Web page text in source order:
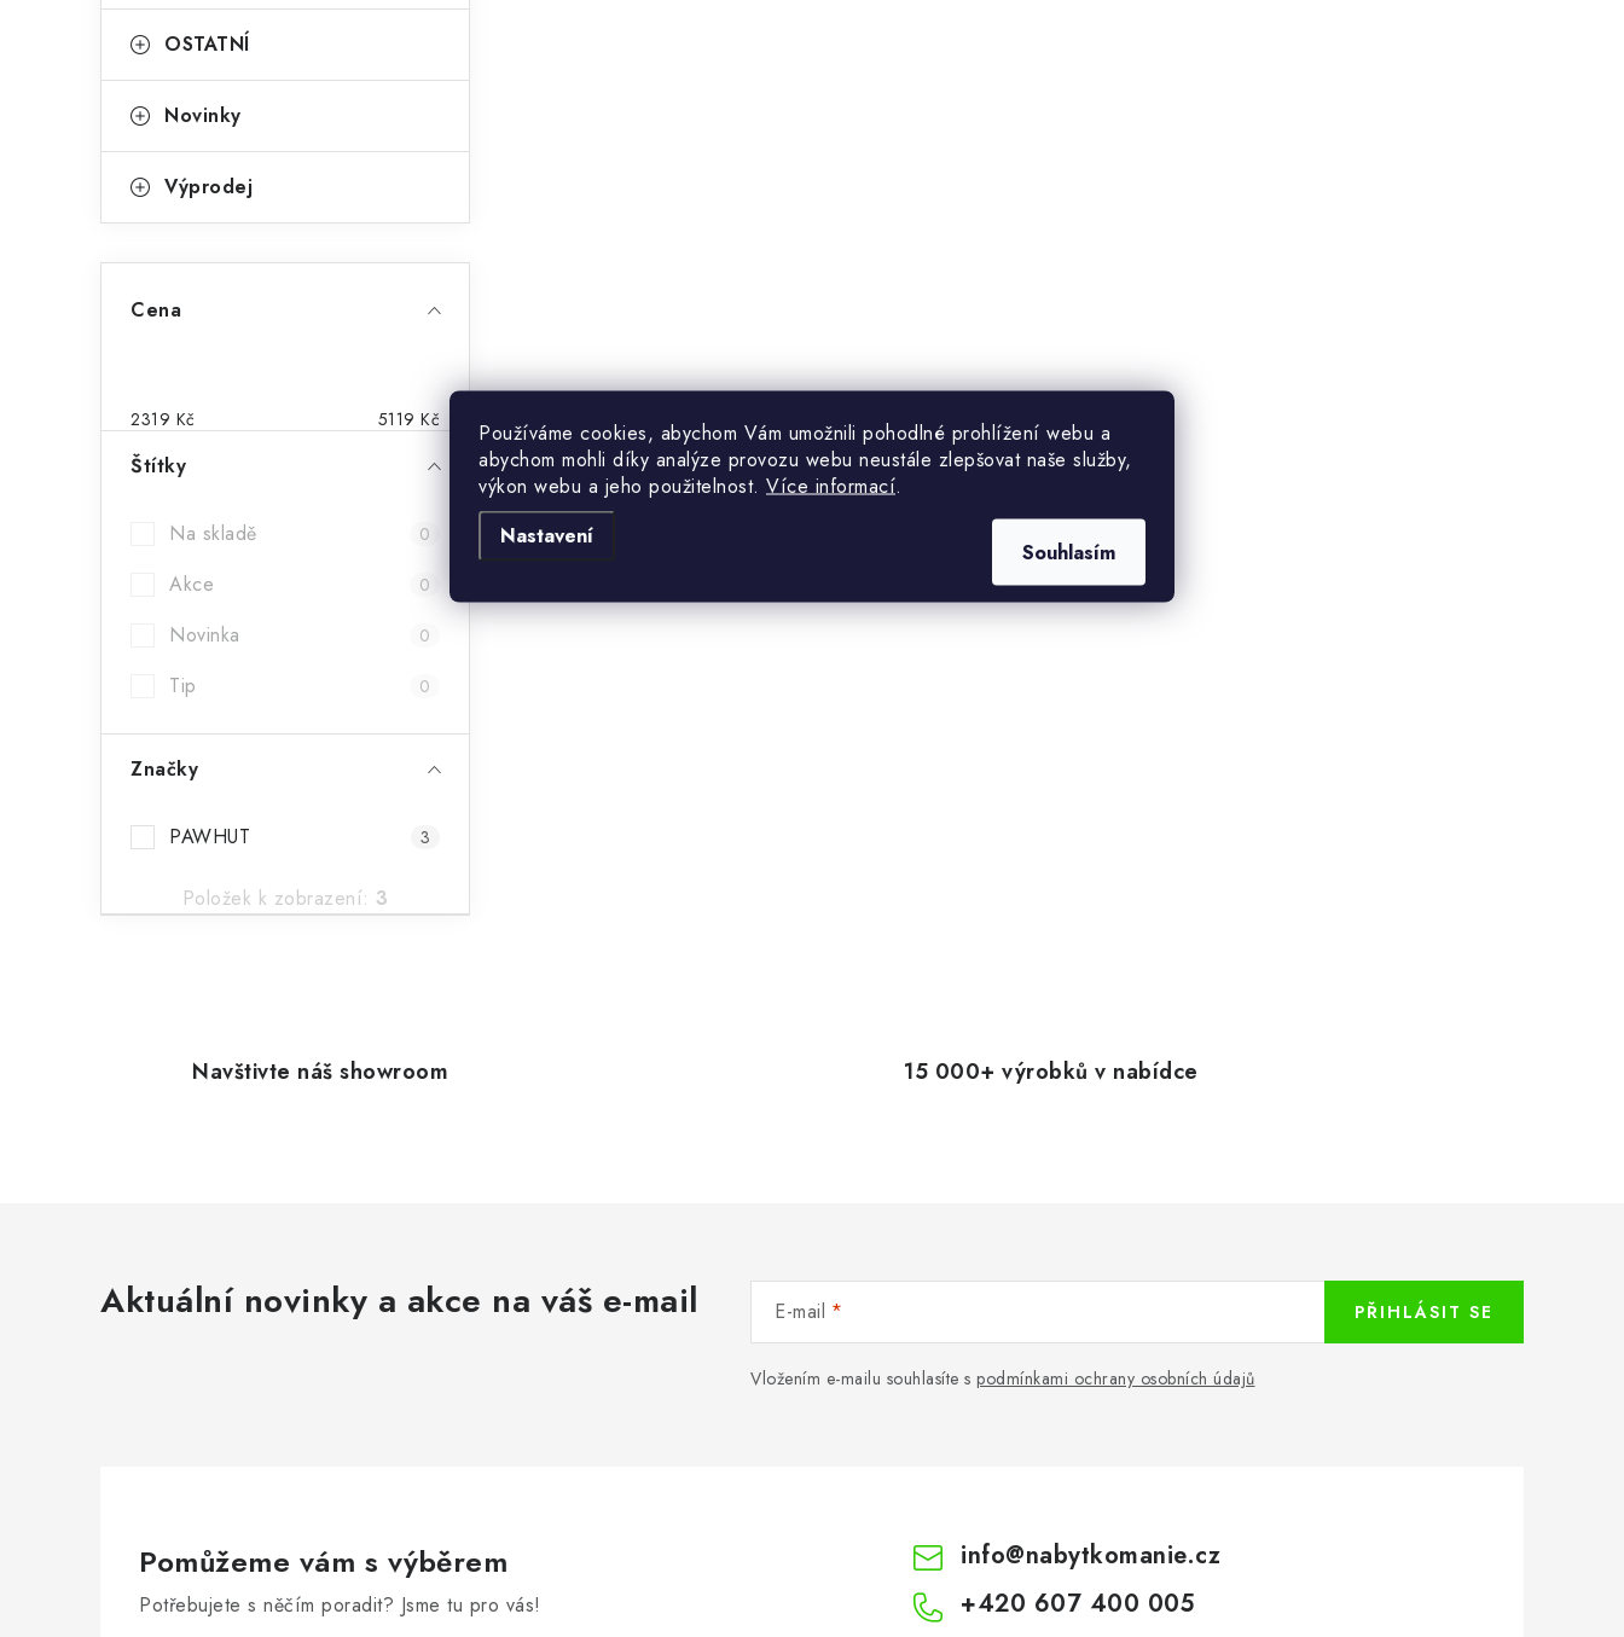
Používáme cookies, abychom Vám umožnili pohodlné prohlížení webu a
abychom mohli díky analýze provozu webu neustále zlepšovat naše služby,
výkon webu a jeho použitelnost. Více informací.
Nastavení
Souhlasím
OSTATNÍ
Novinky
Výprodej
Cena
2319 Kč 5119 Kč
Štítky
Na skladě 0
Akce 0
Novinka 0
Tip 0
Značky
PAWHUT 3
Položek k zobrazení: 3
Navštivte náš showroom 15 000+ výrobků v nabídce
Aktuální novinky a akce na váš e-mail E-mail
Vložením e-mailu souhlasíte s podmínkami ochrany osobních údajů
PŘIHLÁSIT SE
Pomůžeme vám s výběrem
Potřebujete s něčím poradit? Jsme tu pro vás!
info@nabytkomanie.cz
+420 607 400 005